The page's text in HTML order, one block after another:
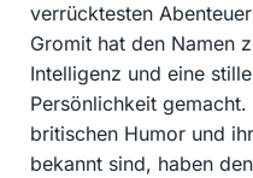
verrücktesten
Gromit hat den Namen
Intelligenz und eine
Persönlichkeit
britischen Humor und
bekannt sind, haben